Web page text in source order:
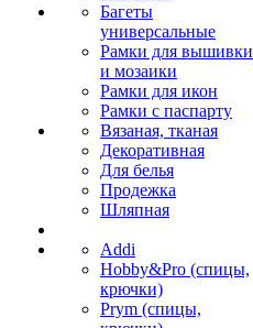
Багеты
универсальные
Рамки для вышивки
и мозаики
Рамки для икон
Рамки с паспарту
Вязаная, тканая
Декоративная
Для белья
Продежка
Шляпная
Addi
Hobby&Pro (спицы,
крючки)
Prym (спицы,